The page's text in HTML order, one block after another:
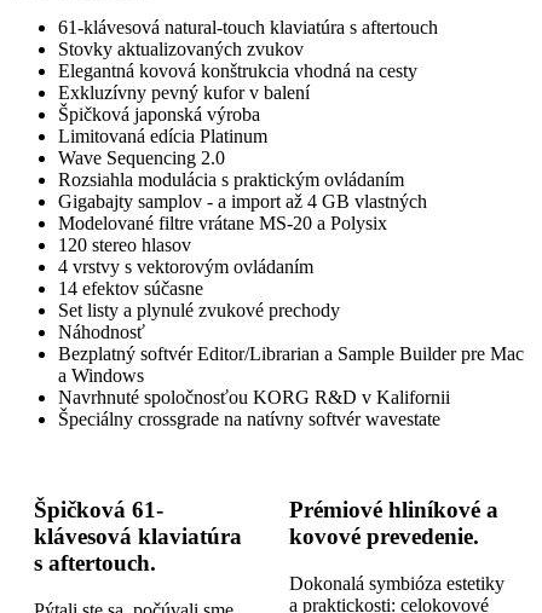
61-klávesová natural-touch klaviatúra s aftertouch
Stovky aktualizovaných zvukov
Elegantná kovová konštrukcia vhodná na cesty
Exkluzívny pevný kufor v balení
Špičková japonská výroba
Limitovaná edícia Platinum
Wave Sequencing 2.0
Rozsiahla modulácia s praktickým ovládaním
Gigabajty samplov - a import až 4 GB vlastných
Modelované filtre vrátane MS-20 a Polysix
120 stereo hlasov
4 vrstvy s vektorovým ovládaním
14 efektov súčasne
Set listy a plynulé zvukové prechody
Náhodnosť
Bezplatný softvér Editor/Librarian a Sample Builder pre Mac
a Windows
Navrhnuté spoločnosťou KORG R&D v Kalifornii
Špeciálny crossgrade na natívny softvér wavestate
Špičková 61-
klávesová klaviatúra
s aftertouch.
Prémiové hliníkové a
kovové prevedenie.
Dokonalá symbióza estetiky
a praktickosti: celokovové